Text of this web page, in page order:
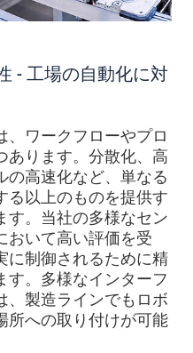
- 工場の自動化に対
、ワークフローやプロ
あります。分散化、高
の高速化など、単なる
る以上のものを提供す
す。当社の多様なセン
おいて高い評価を受
に制御されるために精
す。多様なインターフ
、製造ラインでもロボ
所への取り付けが可能